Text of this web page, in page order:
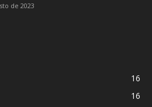
de 2023
16
16